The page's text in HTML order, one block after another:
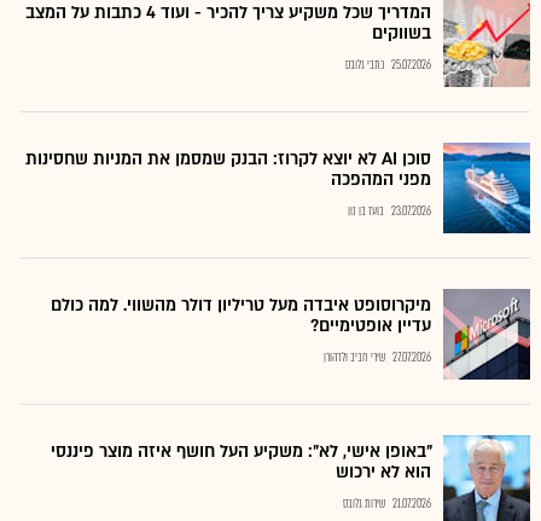
המדריך שכל משקיע צריך להכיר - ועוד 4 כתבות על המצב
בשווקים
25.07.2026 כתבי גלובס
סוכן AI לא יוצא לקרוז: הבנק שמסמן את המניות שחסינות
מפני המהפכה
23.07.2026 בועז בן נון
מיקרוסופט איבדה מעל טריליון דולר מהשווי. למה כולם
עדיין אופטימיים?
27.07.2026 שירי חביב ולדהורן
"באופן אישי, לא": משקיע העל חושף איזה מוצר פיננסי
הוא לא ירכוש
21.07.2026 שירות גלובס